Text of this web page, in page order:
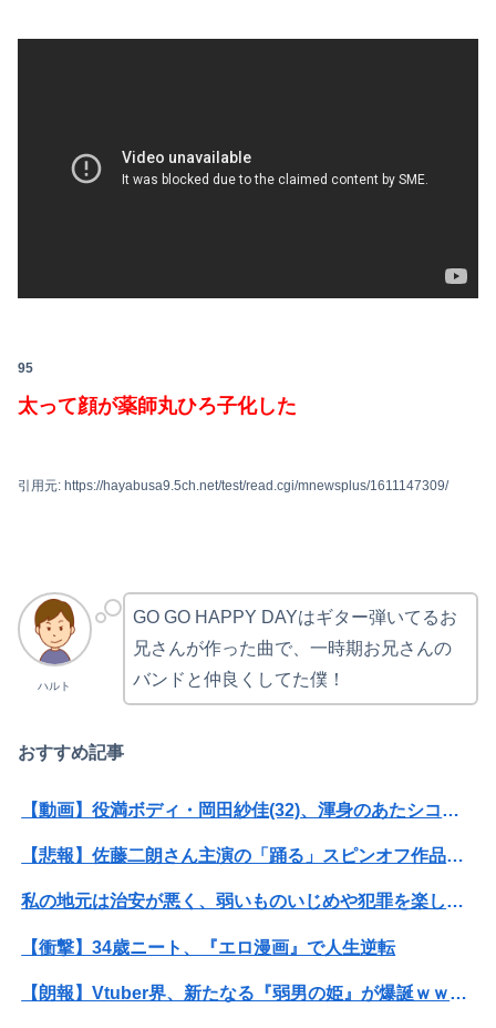
95
太って顔が薬師丸ひろ子化した
引用元: https://hayabusa9.5ch.net/test/read.cgi/mnewsplus/1611147309/
ハルト
GO GO HAPPY DAYはギター弾いてるお
兄さんが作った曲で、一時期お兄さんの
バンドと仲良くしてた僕！
おすすめ記事
【動画】役満ボディ・岡田紗佳(32)、渾身のあたシコダンスwwwwwww
【悲報】佐藤二朗さん主演の「踊る」スピンオフ作品、結局撮影中止が決定wwwwwwwwwwww
私の地元は治安が悪く、弱いものいじめや犯罪を楽しみながら行うことが陽キャの条件だった
【衝撃】34歳ニート、『エロ漫画』で人生逆転
【朗報】Vtuber界、新たなる『弱男の姫』が爆誕ｗｗｗｗｗｗｗｗｗｗｗ